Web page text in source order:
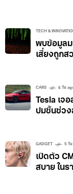
TECH &
พบข้อมูลม
เสี่ยงถูกส
CARS 6 วัน
Tesla เจ
ปมชิ้นช่วง
GADGET 5 วัน
เปิดตัว
สบาย ในร